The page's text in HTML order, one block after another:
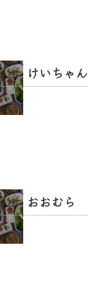
けいちゃん
おおむら